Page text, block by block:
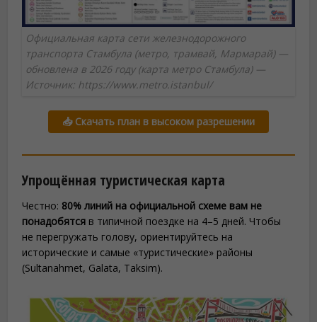
Официальная карта сети железнодорожного
транспорта Стамбула (метро, трамвай, Мармарай) —
обновлена в 2026 году (карта метро Стамбула) —
Источник: https://www.metro.istanbul/
📥 Скачать план в высоком разрешении
Упрощённая туристическая карта
Честно: 80% линий на официальной схеме вам не
понадобятся в типичной поездке на 4–5 дней. Чтобы
не перегружать голову, ориентируйтесь на
исторические и самые «туристические» районы
(Sultanahmet, Galata, Taksim).